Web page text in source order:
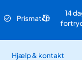
Prismatch
14
Hjælp & kontakt